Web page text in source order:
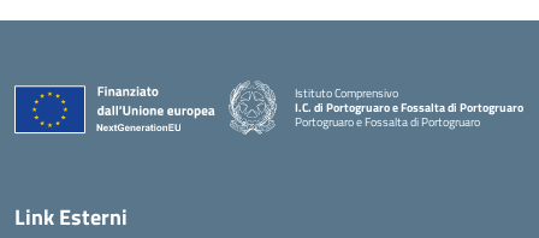
Istituto Comprensivo
I.C. di Portogruaro e Fossalta di Portogruaro
Portogruaro e Fossalta di Portogruaro
— Visita la pagina iniziale della scuola
Link Esterni